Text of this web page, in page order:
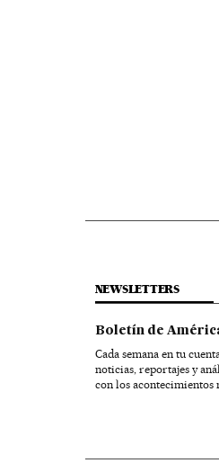
NEWSLETTERS
Boletín de
Cada semana en tu
noticias, reportajes y
con los acontecimientos